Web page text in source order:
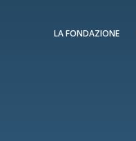
LA FONDAZIONE